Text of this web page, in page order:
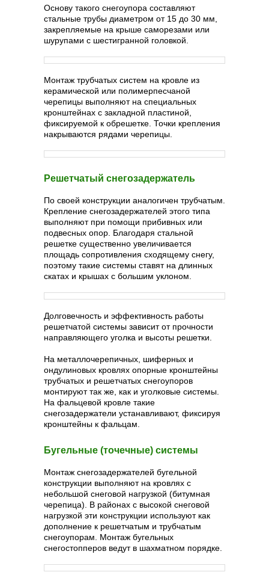
Основу такого снегоупора составляют
стальные трубы диаметром от 15 до 30 мм,
закрепляемые на крыше саморезами или
шурупами с шестигранной головкой.
Монтаж трубчатых систем на кровле из
керамической или полимерпесчаной
черепицы выполняют на специальных
кронштейнах с закладной пластиной,
фиксируемой к обрешетке. Точки крепления
накрываются рядами черепицы.
Решетчатый снегозадержатель
По своей конструкции аналогичен трубчатым.
Крепление снегозадержателей этого типа
выполняют при помощи прибивных или
подвесных опор. Благодаря стальной
решетке существенно увеличивается
площадь сопротивления сходящему снегу,
поэтому такие системы ставят на длинных
скатах и крышах с большим уклоном.
Долговечность и эффективность работы
решетчатой системы зависит от прочности
направляющего уголка и высоты решетки.
На металлочерепичных, шиферных и
ондулиновых кровлях опорные кронштейны
трубчатых и решетчатых снегоупоров
монтируют так же, как и уголковые системы.
На фальцевой кровле такие
снегозадержатели устанавливают, фиксируя
кронштейны к фальцам.
Бугельные (точечные) системы
Монтаж снегозадержателей бугельной
конструкции выполняют на кровлях с
небольшой снеговой нагрузкой (битумная
черепица). В районах с высокой снеговой
нагрузкой эти конструкции используют как
дополнение к решетчатым и трубчатым
снегоупорам. Монтаж бугельных
снегостопперов ведут в шахматном порядке.